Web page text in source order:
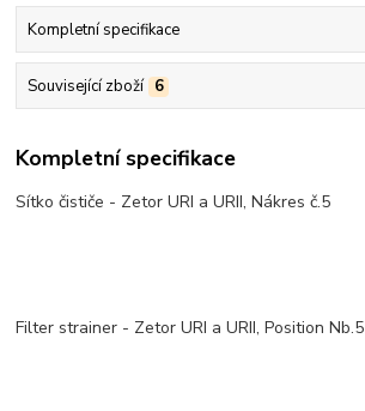
Kompletní specifikace
Související zboží 6
Kompletní specifikace
Sítko čističe - Zetor URI a URII, Nákres č.5
Filter strainer - Zetor URI a URII, Position Nb.5